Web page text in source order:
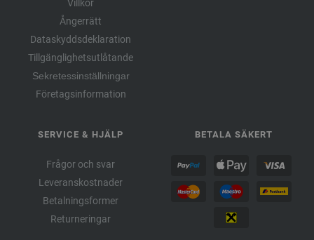
Villkor
Ångerrätt
Dataskyddsdeklaration
Tillgänglighetsutlåtande
Sekretessinställningar
Företagsinformation
SERVICE & HJÄLP
Frågor och svar
Leveranskostnader
Betalningsformer
Returneringar
BETALA SÄKERT